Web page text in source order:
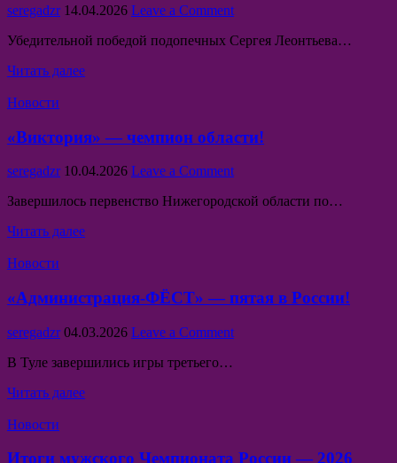
Author:
seregadzr Published
14.04.2026 Leave a Commenton
лучшие
Убедительной победой подопечных Сергея Леонтьева…
Читать далее«СОРМОВИЧИ»-
Posted
Новости
«Виктория» — чемпион области!
Author:
seregadzr Published
10.04.2026 Leave a Commenton
—
Завершилось первенство Нижегородской области по…
Читать далее«Виктория»
Posted
Новости
«Администрация-ФЁСТ» — пятая в России!
Author:
seregadzr Published
04.03.2026 Leave a Commenton
В Туле завершились игры третьего…
Читать далее«Администрация-
в
Posted
Новости
Итоги мужского Чемпионата России — 2026